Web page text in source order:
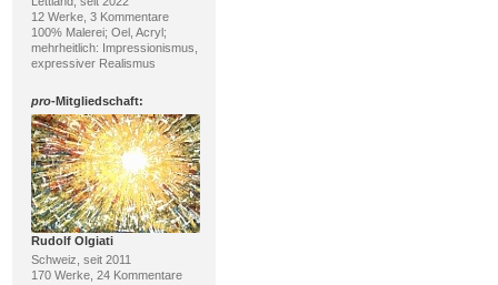
12 Werke, 3 Kommentare
100% Malerei; Oel, Acryl;
mehrheitlich: Impressionismus,
expressiver Realismus
pro-Mitgliedschaft:
Rudolf Olgiati
Schweiz, seit 2011
170 Werke, 24 Kommentare